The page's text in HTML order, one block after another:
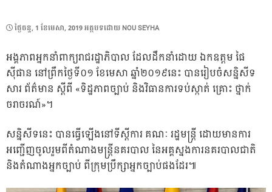
POSTED
ថ្ងៃ​ចន្ទ, 1 ខែ​មេសា, 2019អត្ថបទដោយ NOU SEYHA
អង្គភាពអ្នកនាំពាក្យរាជរដ្ឋាភិបាល ដែលដឹកនាំដោយ ឯកឧត្តម ផៃ
ស៊ីផាន នៅព្រឹកថ្ងៃទី០១ ខែមេសា ឆ្នាំ២០១៩នេះ បានរៀបចំសន្និសីទ
សារ ព័ត៌មាន ស្ដីពី «ទិដ្ឋភាពច្បាប់ និងវិធានការទប់ស្កាត់ គ្រោះ ថ្នាក់
ចរាចរណ៍»។
សន្និសីទនេះ បានធ្វើឡើងនៅទីស្ដីការ គណៈ រដ្ឋមន្រ្ដី ដោយមានការ
អញ្ជើញចូលរួមពីតំណាងមន្រ្ដីនគរបាល នៃអគ្គស្នងការនគរបាលជាតិ
និងតំណាងអ្នកច្បាប់ ពីក្រុមប្រឹក្សាអ្នកច្បាប់ផងដែរ៕